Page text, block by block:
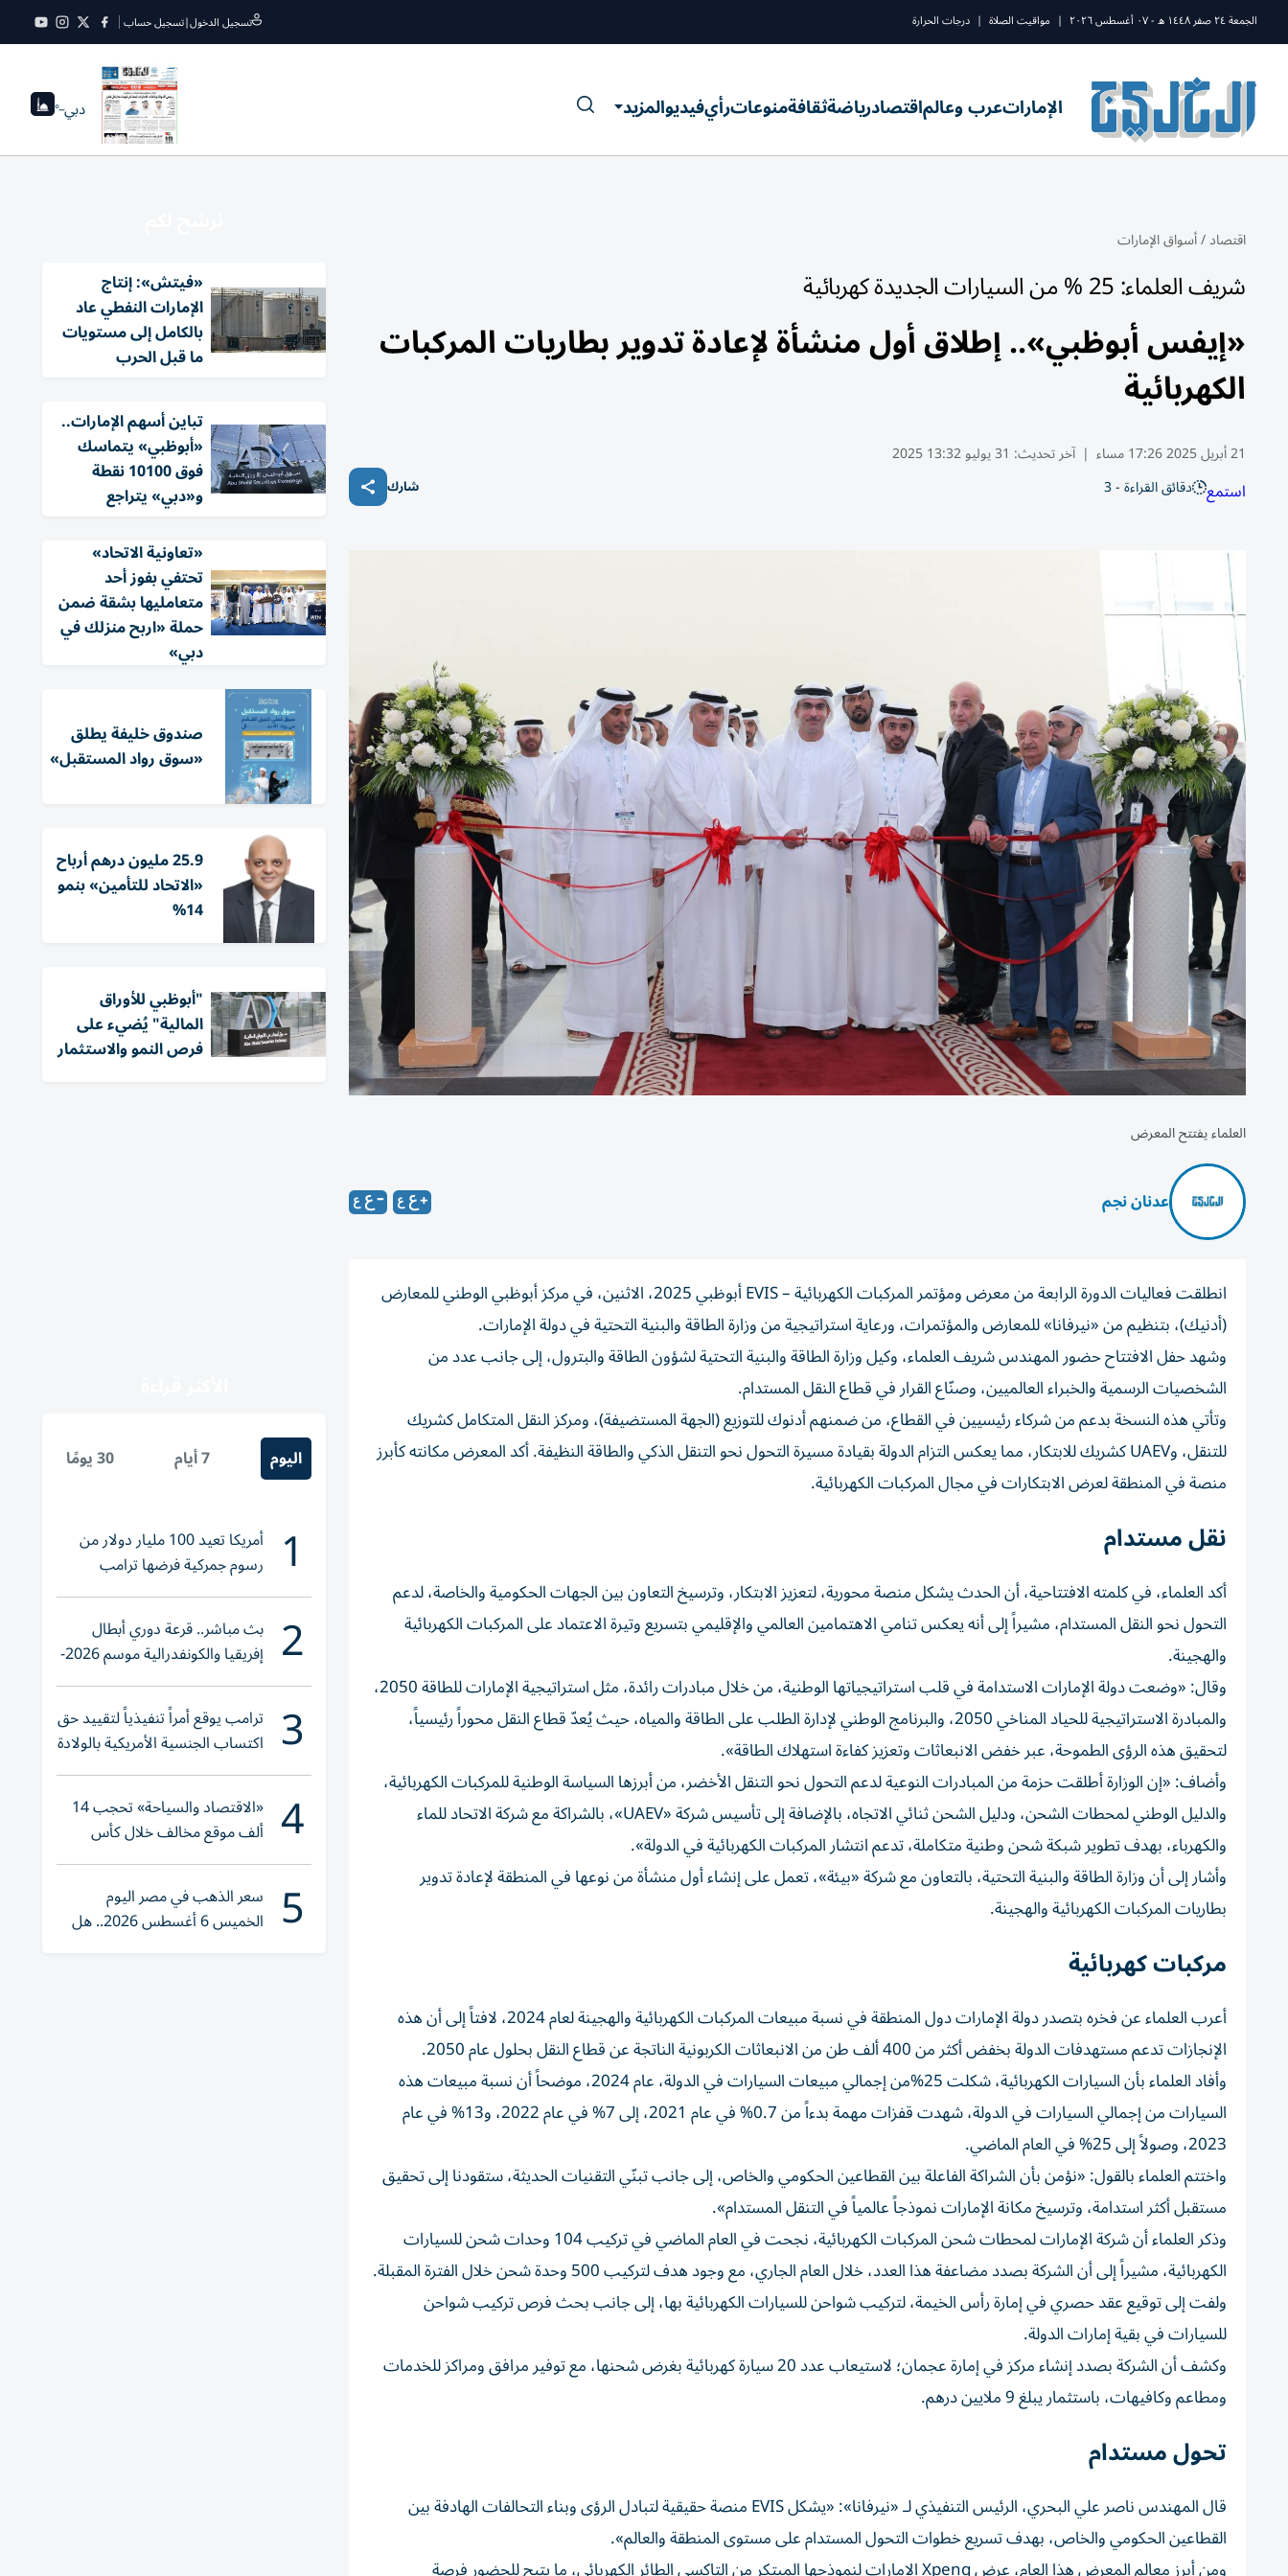
الجمعة ٢٤ صفر ١٤٤٨ ه - ٠٧ أغسطس ٢٠٢٦ | مواقيت الصلاة | درجات الحرارة تسجيل الدخول|تسجيل حساب
الإماراتعرب وعالماقتصادرياضةثقافةمنوعاترأيفيديوالمزيد دبي--°
اقتصاد/أسواق الإمارات
شريف العلماء: 25 % من السيارات الجديدة كهربائية
«إيفس أبوظبي».. إطلاق أول منشأة لإعادة تدوير بطاريات المركبات
الكهربائية
21 أبريل 2025 17:26 مساء | آخر تحديث: 31 يوليو 13:32 2025
استمع دقائق القراءة - 3 شارك
العلماء يفتتح المعرض
عدنان نجم
انطلقت فعاليات الدورة الرابعة من معرض ومؤتمر المركبات الكهربائية – EVIS أبوظبي 2025، الاثنين، في مركز أبوظبي الوطني للمعارض
(أدنيك)، بتنظيم من «نيرفانا» للمعارض والمؤتمرات، ورعاية استراتيجية من وزارة الطاقة والبنية التحتية في دولة الإمارات.
وشهد حفل الافتتاح حضور المهندس شريف العلماء، وكيل وزارة الطاقة والبنية التحتية لشؤون الطاقة والبترول، إلى جانب عدد من
الشخصيات الرسمية والخبراء العالميين، وصنّاع القرار في قطاع النقل المستدام.
وتأتي هذه النسخة بدعم من شركاء رئيسيين في القطاع، من ضمنهم أدنوك للتوزيع (الجهة المستضيفة)، ومركز النقل المتكامل كشريك
للتنقل، وUAEV كشريك للابتكار، مما يعكس التزام الدولة بقيادة مسيرة التحول نحو التنقل الذكي والطاقة النظيفة. أكد المعرض مكانته كأبرز
منصة في المنطقة لعرض الابتكارات في مجال المركبات الكهربائية.
نقل مستدام
أكد العلماء، في كلمته الافتتاحية، أن الحدث يشكل منصة محورية، لتعزيز الابتكار، وترسيخ التعاون بين الجهات الحكومية والخاصة، لدعم
التحول نحو النقل المستدام، مشيراً إلى أنه يعكس تنامي الاهتمامين العالمي والإقليمي بتسريع وتيرة الاعتماد على المركبات الكهربائية
والهجينة.
وقال: «وضعت دولة الإمارات الاستدامة في قلب استراتيجياتها الوطنية، من خلال مبادرات رائدة، مثل استراتيجية الإمارات للطاقة 2050،
والمبادرة الاستراتيجية للحياد المناخي 2050، والبرنامج الوطني لإدارة الطلب على الطاقة والمياه، حيث يُعدّ قطاع النقل محوراً رئيسياً،
لتحقيق هذه الرؤى الطموحة، عبر خفض الانبعاثات وتعزيز كفاءة استهلاك الطاقة».
وأضاف: «إن الوزارة أطلقت حزمة من المبادرات النوعية لدعم التحول نحو التنقل الأخضر، من أبرزها السياسة الوطنية للمركبات الكهربائية،
والدليل الوطني لمحطات الشحن، ودليل الشحن ثنائي الاتجاه، بالإضافة إلى تأسيس شركة «UAEV»، بالشراكة مع شركة الاتحاد للماء
والكهرباء، بهدف تطوير شبكة شحن وطنية متكاملة، تدعم انتشار المركبات الكهربائية في الدولة».
وأشار إلى أن وزارة الطاقة والبنية التحتية، بالتعاون مع شركة «بيئة»، تعمل على إنشاء أول منشأة من نوعها في المنطقة لإعادة تدوير
بطاريات المركبات الكهربائية والهجينة.
مركبات كهربائية
أعرب العلماء عن فخره بتصدر دولة الإمارات دول المنطقة في نسبة مبيعات المركبات الكهربائية والهجينة لعام 2024، لافتاً إلى أن هذه
الإنجازات تدعم مستهدفات الدولة بخفض أكثر من 400 ألف طن من الانبعاثات الكربونية الناتجة عن قطاع النقل بحلول عام 2050.
وأفاد العلماء بأن السيارات الكهربائية، شكلت 25%من إجمالي مبيعات السيارات في الدولة، عام 2024، موضحاً أن نسبة مبيعات هذه
السيارات من إجمالي السيارات في الدولة، شهدت قفزات مهمة بدءاً من 0.7% في عام 2021، إلى 7% في عام 2022، و13% في عام
2023، وصولاً إلى 25% في العام الماضي.
واختتم العلماء بالقول: «نؤمن بأن الشراكة الفاعلة بين القطاعين الحكومي والخاص، إلى جانب تبنّي التقنيات الحديثة، ستقودنا إلى تحقيق
مستقبل أكثر استدامة، وترسيخ مكانة الإمارات نموذجاً عالمياً في التنقل المستدام».
وذكر العلماء أن شركة الإمارات لمحطات شحن المركبات الكهربائية، نجحت في العام الماضي في تركيب 104 وحدات شحن للسيارات
الكهربائية، مشيراً إلى أن الشركة بصدد مضاعفة هذا العدد، خلال العام الجاري، مع وجود هدف لتركيب 500 وحدة شحن خلال الفترة المقبلة.
ولفت إلى توقيع عقد حصري في إمارة رأس الخيمة، لتركيب شواحن للسيارات الكهربائية بها، إلى جانب بحث فرص تركيب شواحن
للسيارات في بقية إمارات الدولة.
وكشف أن الشركة بصدد إنشاء مركز في إمارة عجمان؛ لاستيعاب عدد 20 سيارة كهربائية بغرض شحنها، مع توفير مرافق ومراكز للخدمات
ومطاعم وكافيهات، باستثمار يبلغ 9 ملايين درهم.
تحول مستدام
قال المهندس ناصر علي البحري، الرئيس التنفيذي لـ «نيرفانا»: «يشكل EVIS منصة حقيقية لتبادل الرؤى وبناء التحالفات الهادفة بين
القطاعين الحكومي والخاص، بهدف تسريع خطوات التحول المستدام على مستوى المنطقة والعالم».
«فيتش»: إنتاج
الإمارات النفطي عاد
بالكامل إلى مستويات
ما قبل الحرب
تباين أسهم الإمارات..
«أبوظبي» يتماسك
فوق 10100 نقطة
و«دبي» يتراجع
«تعاونية الاتحاد»
تحتفي بفوز أحد
متعامليها بشقة ضمن
حملة «اربح منزلك في
دبي»
صندوق خليفة يطلق
«سوق رواد المستقبل»
25.9 مليون درهم أرباح
«الاتحاد للتأمين» بنمو
14%
"أبوظبي للأوراق
المالية" يُضيء على
فرص النمو والاستثمار
اليوم 7 أيام 30 يومًا
1 أمريكا تعيد 100 مليار دولار من
رسوم جمركية فرضها ترامب
2 بث مباشر.. قرعة دوري أبطال
إفريقيا والكونفدرالية موسم 2026-
2027
3 ترامب يوقع أمراً تنفيذياً لتقييد حق
اكتساب الجنسية الأمريكية بالولادة
4 «الاقتصاد والسياحة» تحجب 14
ألف موقع مخالف خلال كأس
العالم 2026
5 سعر الذهب في مصر اليوم
الخميس 6 أغسطس 2026.. هل